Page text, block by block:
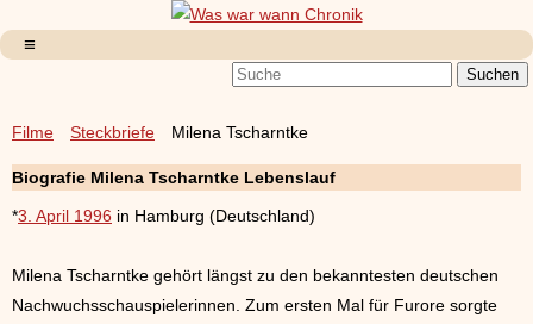
Filme Steckbriefe Milena Tscharntke
Biografie Milena Tscharntke Lebenslauf
*3. April 1996 in Hamburg (Deutschland)
Milena Tscharntke gehört längst zu den bekanntesten deutschen
Nachwuchsschauspielerinnen. Zum ersten Mal für Furore sorgte